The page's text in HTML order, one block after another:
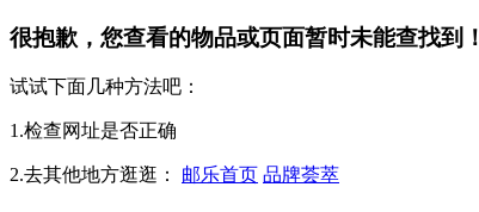
很抱歉，您查看的物品或页面暂时未能查找到！
试试下面几种方法吧：
1.检查网址是否正确
2.去其他地方逛逛： 邮乐首页 品牌荟萃